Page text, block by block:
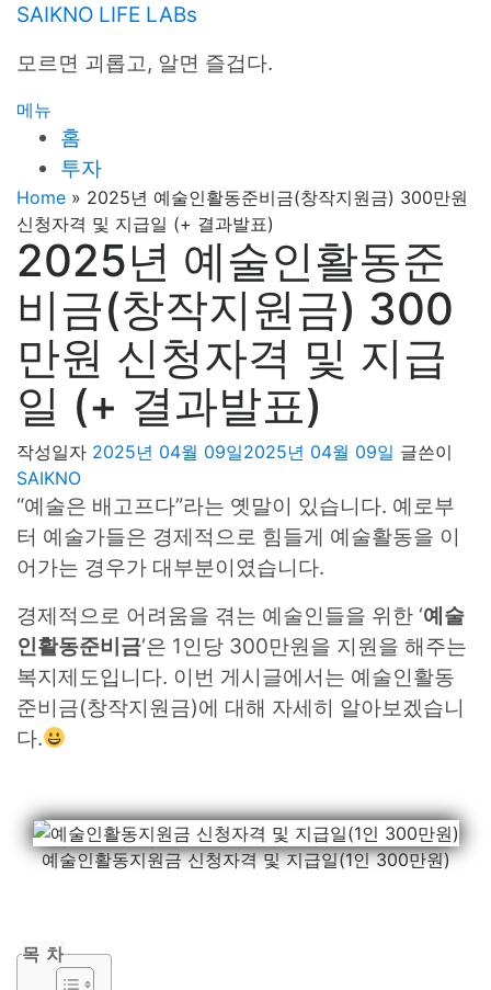
SAIKNO LIFE LABs
모르면 괴롭고, 알면 즐겁다.
메뉴
홈
투자
Home » 2025년 예술인활동준비금(창작지원금) 300만원
신청자격 및 지급일 (+ 결과발표)
2025년 예술인활동준
비금(창작지원금) 300
만원 신청자격 및 지급
일 (+ 결과발표)
작성일자 2025년 04월 09일2025년 04월 09일 글쓴이
SAIKNO
“예술은 배고프다”라는 옛말이 있습니다. 예로부
터 예술가들은 경제적으로 힘들게 예술활동을 이
어가는 경우가 대부분이였습니다.
경제적으로 어려움을 겪는 예술인들을 위한 ‘예술
인활동준비금‘은 1인당 300만원을 지원을 해주는
복지제도입니다. 이번 게시글에서는 예술인활동
준비금(창작지원금)에 대해 자세히 알아보겠습니
다.
예술인활동지원금 신청자격 및 지급일(1인 300만원)
목 차